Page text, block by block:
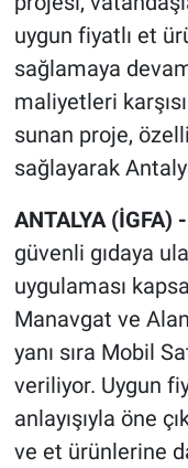
uygun fiyatlı et
sağlamaya
maliyetleri
sunan proje,
sağlayarak
ANTALYA (İGFA) -
güvenli gıdaya
uygulaması
Manavgat ve
yanı sıra Mobil
veriliyor. Uygun
anlayışıyla öne
ve et ürünlerine